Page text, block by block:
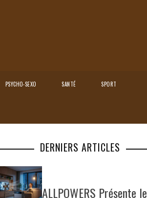
PSYCHO-SEXO SANTÉ SPORT
DERNIERS ARTICLES
ALLPOWERS Présente le